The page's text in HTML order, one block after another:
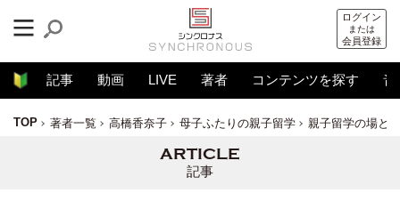
ログイン
または
会員登録
記事 動画 LIVE 著者 コンテンツを探す 音
TOP 著者一覧 高橋香奈子 母子ふたりの親子留学 親子留学の場と
記事